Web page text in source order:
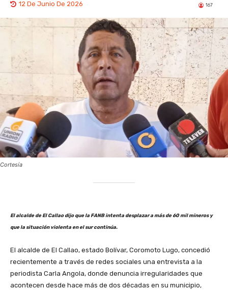
12 De Junio De 2026 167
Cortesía
El alcalde de El Callao dijo que la FANB intenta desplazar a más de 60 mil mineros y
que la situación violenta en el sur continúa.
El alcalde de El Callao, estado Bolívar, Coromoto Lugo, concedió
recientemente a través de redes sociales una entrevista a la
periodista Carla Angola, donde denuncia irregularidades que
acontecen desde hace más de dos décadas en su municipio,